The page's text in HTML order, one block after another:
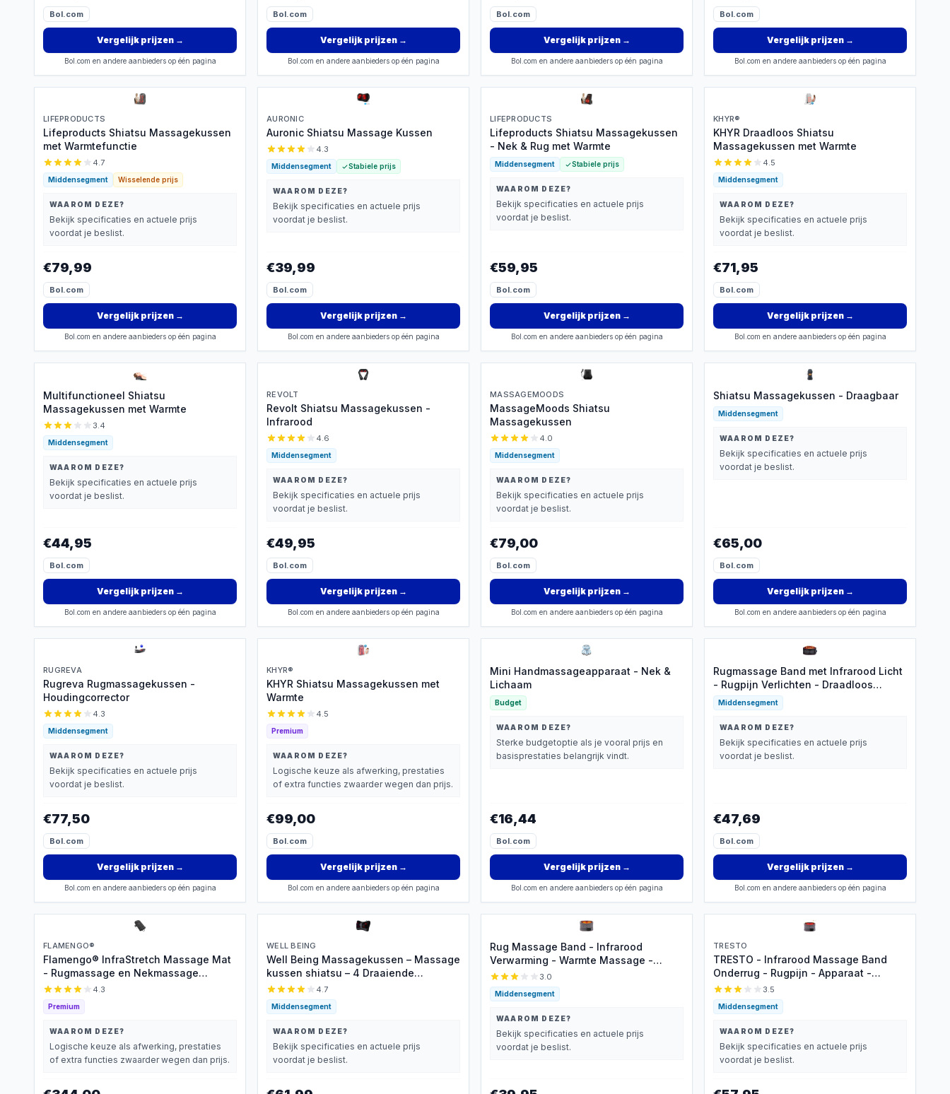
Bol.com
Vergelijk prijzen→
Bol.com en andere aanbieders op één pagina
Bol.com
Vergelijk prijzen→
Bol.com en andere aanbieders op één pagina
Bol.com
Vergelijk prijzen→
Bol.com en andere aanbieders op één pagina
Bol.com
Vergelijk prijzen→
Bol.com en andere aanbieders op één pagina
LIFEPRODUCTS
Lifeproducts Shiatsu Massagekussen
met Warmtefunctie
4.7
Middensegment Wisselende prijs
WAAROM DEZE?
Bekijk specificaties en actuele prijs
voordat je beslist.
€79,99
Bol.com
Vergelijk prijzen→
Bol.com en andere aanbieders op één pagina
AURONIC
Auronic Shiatsu Massage Kussen
4.3
Middensegment Stabiele prijs
WAAROM DEZE?
Bekijk specificaties en actuele prijs
voordat je beslist.
€39,99
Bol.com
Vergelijk prijzen→
Bol.com en andere aanbieders op één pagina
LIFEPRODUCTS
Lifeproducts Shiatsu Massagekussen
- Nek & Rug met Warmte
Middensegment Stabiele prijs
WAAROM DEZE?
Bekijk specificaties en actuele prijs
voordat je beslist.
€59,95
Bol.com
Vergelijk prijzen→
Bol.com en andere aanbieders op één pagina
KHYR®
KHYR Draadloos Shiatsu
Massagekussen met Warmte
4.5
Middensegment
WAAROM DEZE?
Bekijk specificaties en actuele prijs
voordat je beslist.
€71,95
Bol.com
Vergelijk prijzen→
Bol.com en andere aanbieders op één pagina
Multifunctioneel Shiatsu
Massagekussen met Warmte
3.4
Middensegment
WAAROM DEZE?
Bekijk specificaties en actuele prijs
voordat je beslist.
€44,95
Bol.com
Vergelijk prijzen→
Bol.com en andere aanbieders op één pagina
REVOLT
Revolt Shiatsu Massagekussen -
Infrarood
4.6
Middensegment
WAAROM DEZE?
Bekijk specificaties en actuele prijs
voordat je beslist.
€49,95
Bol.com
Vergelijk prijzen→
Bol.com en andere aanbieders op één pagina
MASSAGEMOODS
MassageMoods Shiatsu
Massagekussen
4.0
Middensegment
WAAROM DEZE?
Bekijk specificaties en actuele prijs
voordat je beslist.
€79,00
Bol.com
Vergelijk prijzen→
Bol.com en andere aanbieders op één pagina
Shiatsu Massagekussen - Draagbaar
Middensegment
WAAROM DEZE?
Bekijk specificaties en actuele prijs
voordat je beslist.
€65,00
Bol.com
Vergelijk prijzen→
Bol.com en andere aanbieders op één pagina
RUGREVA
Rugreva Rugmassagekussen -
Houdingcorrector
4.3
Middensegment
WAAROM DEZE?
Bekijk specificaties en actuele prijs
voordat je beslist.
€77,50
Bol.com
Vergelijk prijzen→
Bol.com en andere aanbieders op één pagina
KHYR®
KHYR Shiatsu Massagekussen met
Warmte
4.5
Premium
WAAROM DEZE?
Logische keuze als afwerking, prestaties
of extra functies zwaarder wegen dan prijs.
€99,00
Bol.com
Vergelijk prijzen→
Bol.com en andere aanbieders op één pagina
Mini Handmassageapparaat - Nek &
Lichaam
Budget
WAAROM DEZE?
Sterke budgetoptie als je vooral prijs en
basisprestaties belangrijk vindt.
€16,44
Bol.com
Vergelijk prijzen→
Bol.com en andere aanbieders op één pagina
Rugmassage Band met Infrarood Licht
- Rugpijn Verlichten - Draadloos
Opladen - Hernia - Warmtecompressie
- Taille Massage Apparaat - Zwart
Middensegment
WAAROM DEZE?
Bekijk specificaties en actuele prijs
voordat je beslist.
€47,69
Bol.com
Vergelijk prijzen→
Bol.com en andere aanbieders op één pagina
FLAMENGO®
Flamengo® InfraStretch Massage Mat
- Rugmassage en Nekmassage
apparaat - Infrarood -
Compressiemassage – Elektrisch
Warmtefunctie - Vibratie - Rug nek en
4.3
Premium
WAAROM DEZE?
Logische keuze als afwerking, prestaties
of extra functies zwaarder wegen dan prijs.
WELL BEING
Well Being Massagekussen – Massage
kussen shiatsu – 4 Draaiende
Drukpunten – Warmte Functie -
Elastische Bevestigingsbandjes –
Elektrisch Nek en Rug Massage
Apparaat – Massagekussen Auto &
4.7
Middensegment
WAAROM DEZE?
Bekijk specificaties en actuele prijs
voordat je beslist.
Rug Massage Band - Infrarood
Verwarming - Warmte Massage -
Pijnverlichting - Draadloos - Grijs
3.0
Middensegment
WAAROM DEZE?
Bekijk specificaties en actuele prijs
voordat je beslist.
TRESTO
TRESTO - Infrarood Massage Band
Onderrug - Rugpijn - Apparaat -
Spieren & Gewrichten - Pijnverlichting
- Warmteband - Brace - Elektrisch Rug
Massage Apparaat
3.5
Middensegment
WAAROM DEZE?
Bekijk specificaties en actuele prijs
voordat je beslist.